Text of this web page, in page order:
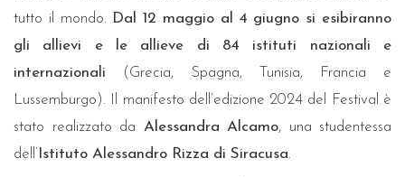
tutto il mondo. Dal 12 maggio al 4 giugno si esibiranno
gli allievi e le allieve di 84 istituti nazionali e
internazionali (Grecia, Spagna, Tunisia, Francia e
Lussemburgo). Il manifesto dell’edizione 2024 del Festival è
stato realizzato da Alessandra Alcamo, una studentessa
dell’ Istituto Alessandro Rizza di Siracusa.